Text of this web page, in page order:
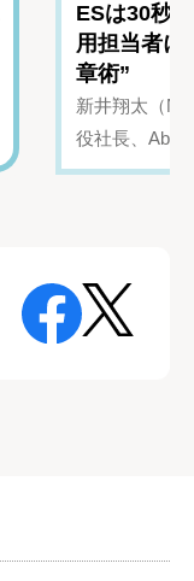
ESは30秒
用担当者に
章術”
新井翔太（
役社長、